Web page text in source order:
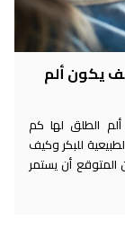
يكون ألم
الطلق لها كم
للبكر وكيف
المتوقع أن يستمر